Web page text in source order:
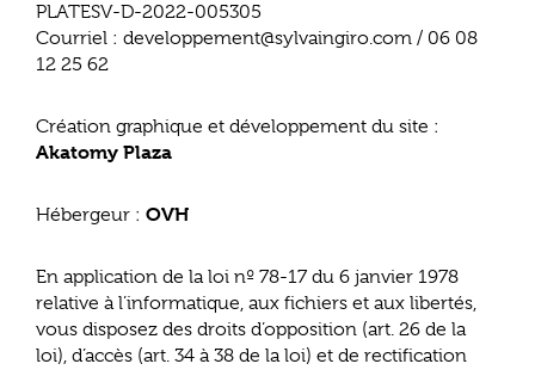
PLATESV-D-2022-005305
Courriel : developpement@sylvaingiro.com / 06 08
12 25 62
Création graphique et développement du site :
Akatomy Plaza
Hébergeur : OVH
En application de la loi nº 78-17 du 6 janvier 1978
relative à l’informatique, aux fichiers et aux libertés,
vous disposez des droits d’opposition (art. 26 de la
loi), d’accès (art. 34 à 38 de la loi) et de rectification